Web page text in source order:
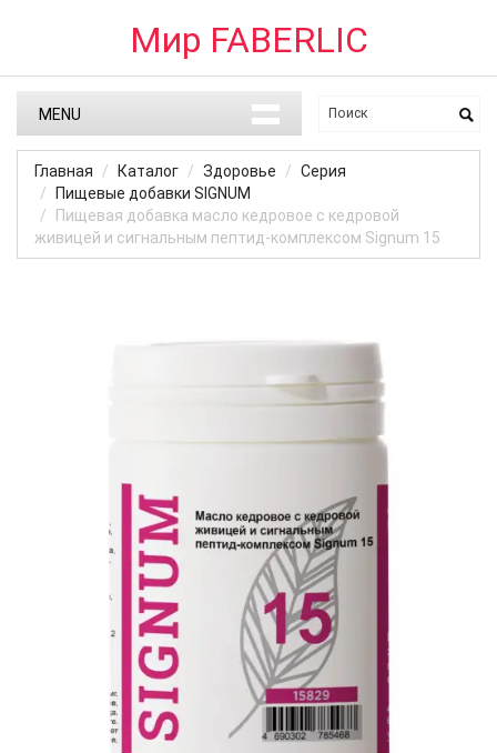
Мир FABERLIC
MENU
Главная Каталог Здоровье
Серия
Пищевые добавки SIGNUM
Пищевая добавка масло кедровое с кедровой
живицей и сигнальным пептид-комплексом Signum 15